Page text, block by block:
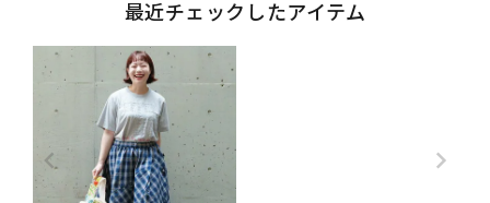
最近チェックしたアイテム